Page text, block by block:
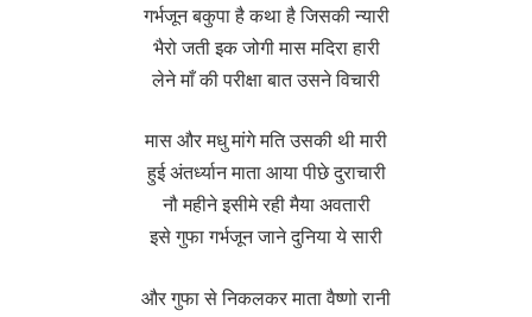
गर्भजून बकुपा है कथा है जिसकी न्यारी
भैरो जती इक जोगी मास मदिरा हारी
लेने माँ की परीक्षा बात उसने विचारी
मास और मधु मांगे मति उसकी थी मारी
हुई अंतर्ध्यान माता आया पीछे दुराचारी
नौ महीने इसीमे रही मैया अवतारी
इसे गुफा गर्भजून जाने दुनिया ये सारी
और गुफा से निकलकर माता वैष्णो रानी